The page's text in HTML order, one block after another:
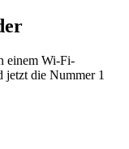
einem Wi-Fi-
jetzt die Nummer 1